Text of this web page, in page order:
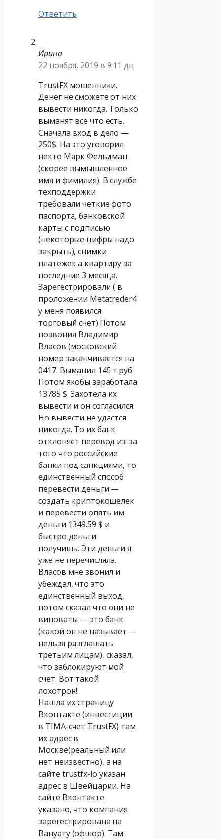
Ответить
Ирина
22 ноября, 2019 в 9:11 дп
TrustFX мошенники.
Денег не сможете от них
вывести никогда. Только
выманят все что есть.
Сначала вход в дело —
250$. На это уговорил
некто Марк Фельдман
(скорее вымышленное
имя и фимилия). В службе
техподдержки
требовали четкие фото
паспорта, банковской
карты с подписью
(некоторые цифры надо
закрыть), снимки
платежек а квартиру за
последние 3 месяца.
Зарегестрировали ( в
проложении Metatreder4
у меня появился
торговый счет).Потом
позвонил Владимир
Власов (московский
номер заканчивается на
0417. Выманил 145 т.руб.
Потом якобы заработала
13785 $. Захотела их
вывести и он согласился.
Но вывести не удастся
никогда. То их банк
отклоняет перевод из-за
того что российские
банки под санкциями, то
единственный способ
перевести деньги —
создать криптокошелек
и перевести опять им
деньги 1349.59 $ и
быстро деньги
получишь. Эти деньги я
уже не перечисляла.
Власов мне звонил и
убеждал, что это
единственный выход,
потом сказал что они не
виноваты — это банк
(какой он не называет —
нельзя разглашать
третьим лицам), сказал,
что заблокируют мой
счет. Вот такой
лохотрон!
Нашла их страницу
Вконтакте (инвестиции
в TIMA-счет TrustFX) там
их адрес в
Москве(реальный или
нет неизвестно), а на
сайте trustfx-io указан
адрес в Швейцарии. На
сайте Вконтакте
указано, что компания
зарегестрирована на
Вануату (офшор). Там